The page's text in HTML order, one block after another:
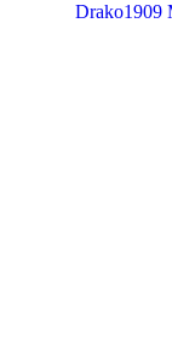
Drako1909